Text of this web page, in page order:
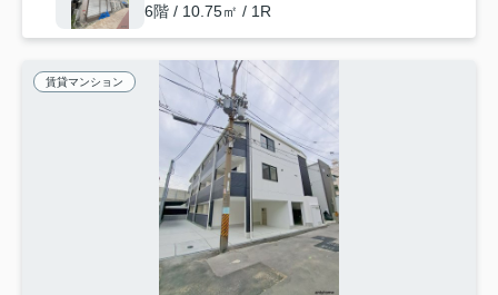
6階 / 10.75㎡ / 1R
賃貸マンション